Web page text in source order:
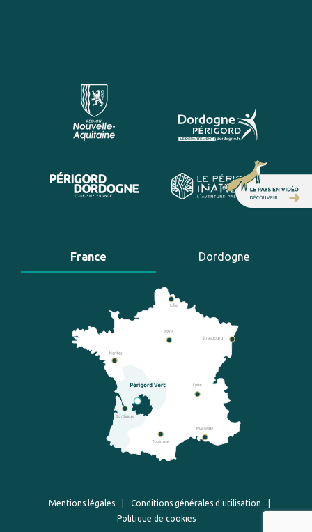
France Dordogne
Mentions légales Conditions générales d’utilisation
Politique de cookies